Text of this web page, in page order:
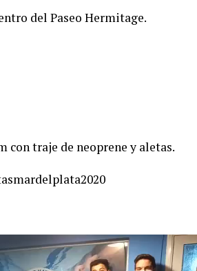
del Paseo Hermitage.
con traje de neoprene y aletas.